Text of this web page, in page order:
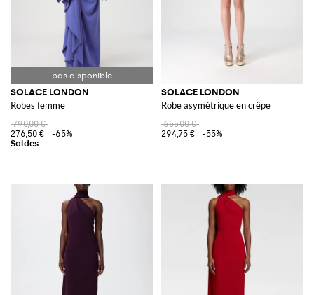
SOLACE LONDON
Robes femme
790,00 €
276,50 €
-65%
SOLACE LONDON
Robe asymétrique en crêpe
655,00 €
294,75 €
-55%